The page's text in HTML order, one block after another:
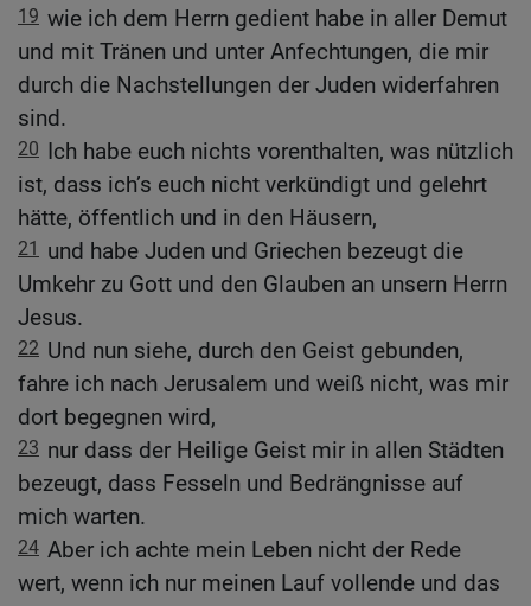
19 wie ich dem Herrn gedient habe in aller Demut
und mit Tränen und unter Anfechtungen, die mir
durch die Nachstellungen der Juden widerfahren
sind.
20 Ich habe euch nichts vorenthalten, was nützlich
ist, dass ich’s euch nicht verkündigt und gelehrt
hätte, öffentlich und in den Häusern,
21 und habe Juden und Griechen bezeugt die
Umkehr zu Gott und den Glauben an unsern Herrn
Jesus.
22 Und nun siehe, durch den Geist gebunden,
fahre ich nach Jerusalem und weiß nicht, was mir
dort begegnen wird,
23 nur dass der Heilige Geist mir in allen Städten
bezeugt, dass Fesseln und Bedrängnisse auf
mich warten.
24 Aber ich achte mein Leben nicht der Rede
wert, wenn ich nur meinen Lauf vollende und das